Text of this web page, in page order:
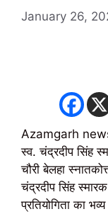
January 26,
Azamgarh
स्व. चंद्रदीप सिंह
चौरी बेलहा
चंद्रदीप सिंह
प्रतियोगिता का